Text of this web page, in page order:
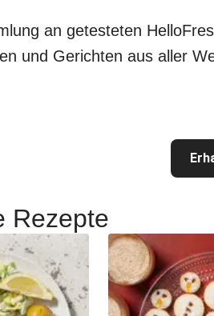
an getesteten
und Gerichten aus aller
Rezepte